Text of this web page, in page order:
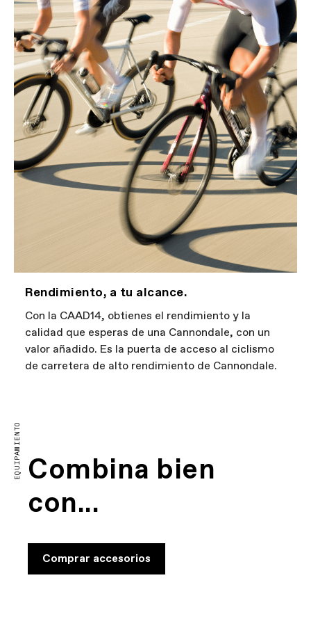
Rendimiento, a tu alcance.
Con la CAAD14, obtienes el rendimiento y la
calidad que esperas de una Cannondale, con un
valor añadido. Es la puerta de acceso al ciclismo
de carretera de alto rendimiento de Cannondale.
EQUIPAMIENTO Combina bien
con...
Comprar accesorios